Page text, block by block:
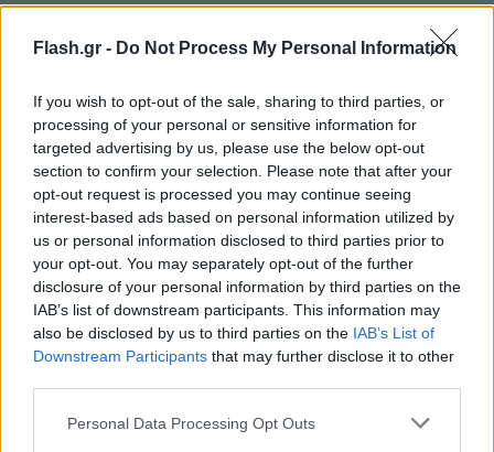
Flash.gr - Do Not Process My Personal Information
If you wish to opt-out of the sale, sharing to third parties, or
processing of your personal or sensitive information for
targeted advertising by us, please use the below opt-out
section to confirm your selection. Please note that after your
opt-out request is processed you may continue seeing
interest-based ads based on personal information utilized by
us or personal information disclosed to third parties prior to
your opt-out. You may separately opt-out of the further
disclosure of your personal information by third parties on the
IAB’s list of downstream participants. This information may
also be disclosed by us to third parties on the IAB’s List of
Downstream Participants that may further disclose it to other
Please note that this website/app uses one or more Google
Personal Data Processing Opt Outs
ζεσταίνεις 1/2 φλιτζάνι ελαιόλαδο.
δεντρολίβανο, και τα σοτάρεις ελαφρά να
βγάλουν τα αρώματά τους (χωρίς να καεί το
σκόρδο).
Ρίχνεις το ξίδι και το νερό, χαμηλώνεις τη
φωτιά και αφήνεις τη σάλτσα να βράσει για
5 λεπτά περίπου, μέχρι να μαλακώσει το
σκόρδο και να δέσουν τα υγρά.
Βήμα 4: Συντήρηση / Σερβίρισμα
Αφήνεις το φαγητό να σταθεί για λίγες ώρες ή και